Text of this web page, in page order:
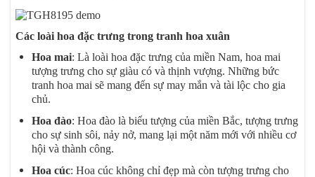
Các loài hoa đặc trưng trong tranh hoa xuân
Hoa mai: Là loài hoa đặc trưng của miền Nam, hoa mai
tượng trưng cho sự giàu có và thịnh vượng. Những bức
tranh hoa mai sẽ mang đến sự may mắn và tài lộc cho gia
chủ.
Hoa đào: Hoa đào là biểu tượng của miền Bắc, tượng trưng
cho sự sinh sôi, nảy nở, mang lại một năm mới với nhiều cơ
hội và thành công.
Hoa cúc: Hoa cúc không chỉ đẹp mà còn tượng trưng cho